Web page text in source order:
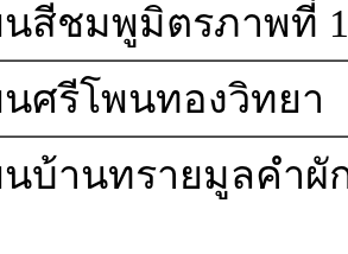
นสีชมพูมิตรภาพที่
นศรีโพนทองวิทยา
นบ้านทรายมูลคำผั